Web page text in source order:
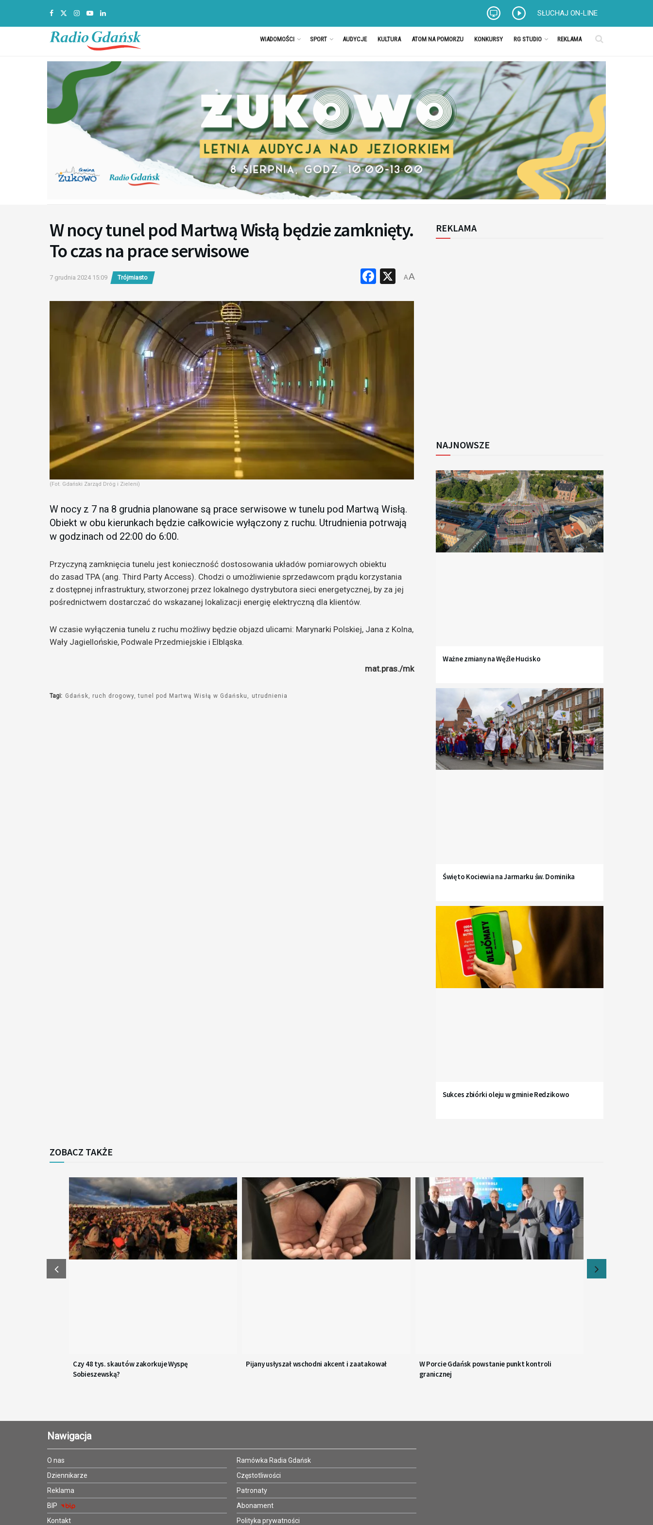
SŁUCHAJ ON-LINE
WIADOMOŚCI SPORT AUDYCJE KULTURA ATOM NA POMORZU KONKURSY RG STUDIO REKLAMA
W nocy tunel pod Martwą Wisłą będzie zamknięty.
To czas na prace serwisowe
7 grudnia 2024 15:09 Trójmiasto Facebook
X
AA
(Fot. Gdański Zarząd Dróg i Zieleni)
W nocy z 7 na 8 grudnia planowane są prace serwisowe w tunelu pod Martwą Wisłą.
Obiekt w obu kierunkach będzie całkowicie wyłączony z ruchu. Utrudnienia potrwają
w godzinach od 22:00 do 6:00.
Przyczyną zamknięcia tunelu jest konieczność dostosowania układów pomiarowych obiektu
do zasad TPA (ang. Third Party Access). Chodzi o umożliwienie sprzedawcom prądu korzystania
z dostępnej infrastruktury, stworzonej przez lokalnego dystrybutora sieci energetycznej, by za jej
pośrednictwem dostarczać do wskazanej lokalizacji energię elektryczną dla klientów.
W czasie wyłączenia tunelu z ruchu możliwy będzie objazd ulicami: Marynarki Polskiej, Jana z Kolna,
Wały Jagiellońskie, Podwale Przedmiejskie i Elbląska.
mat.pras./mk
Tagi: Gdańsk ruch drogowy tunel pod Martwą Wisłą w Gdańsku utrudnienia
REKLAMA
NAJNOWSZE
Ważne zmiany na Węźle Hucisko
Święto Kociewia na Jarmarku św. Dominika
Sukces zbiórki oleju w gminie Redzikowo
ZOBACZ TAKŻE
Czy 48 tys. skautów zakorkuje Wyspę
Sobieszewską?
Pijany usłyszał wschodni akcent i zaatakował
W Porcie Gdańsk powstanie punkt kontroli
granicznej
Nawigacja
O nas
Dziennikarze
Reklama
BIP
Kontakt
Ramówka Radia Gdańsk
Częstotliwości
Patronaty
Abonament
Polityka prywatności